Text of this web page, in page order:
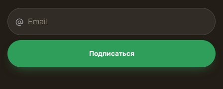
Подписаться